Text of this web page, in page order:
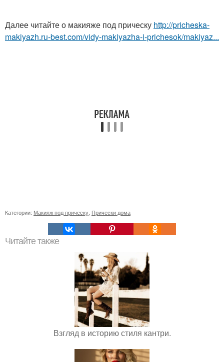
Далее читайте о макияже под прическу http://pricheska-
makiyazh.ru-best.com/vidy-makiyazha-i-prichesok/makiyaz...
Категории: Макияж под прическу Прически дома
Читайте также
Взгляд в историю стиля кантри.